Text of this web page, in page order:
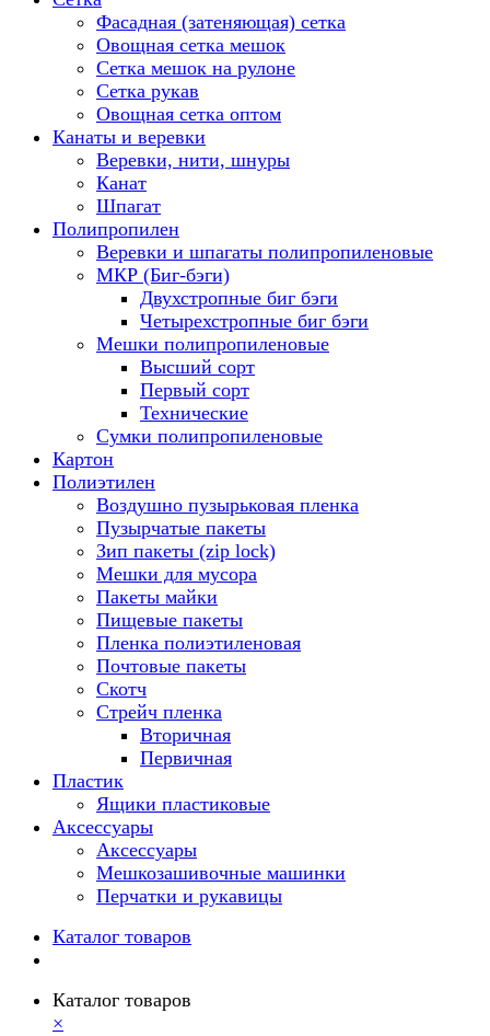
Фасадная (затеняющая) сетка
Овощная сетка мешок
Сетка мешок на рулоне
Сетка рукав
Овощная сетка оптом
Канаты и веревки
Веревки, нити, шнуры
Канат
Шпагат
Полипропилен
Веревки и шпагаты полипропиленовые
МКР (Биг-бэги)
Двухстропные биг бэги
Четырехстропные биг бэги
Мешки полипропиленовые
Высший сорт
Первый сорт
Технические
Сумки полипропиленовые
Картон
Полиэтилен
Воздушно пузырьковая пленка
Пузырчатые пакеты
Зип пакеты (zip lock)
Мешки для мусора
Пакеты майки
Пищевые пакеты
Пленка полиэтиленовая
Почтовые пакеты
Скотч
Стрейч пленка
Вторичная
Первичная
Пластик
Ящики пластиковые
Аксессуары
Аксессуары
Мешкозашивочные машинки
Перчатки и рукавицы
Каталог товаров
Каталог товаров
×